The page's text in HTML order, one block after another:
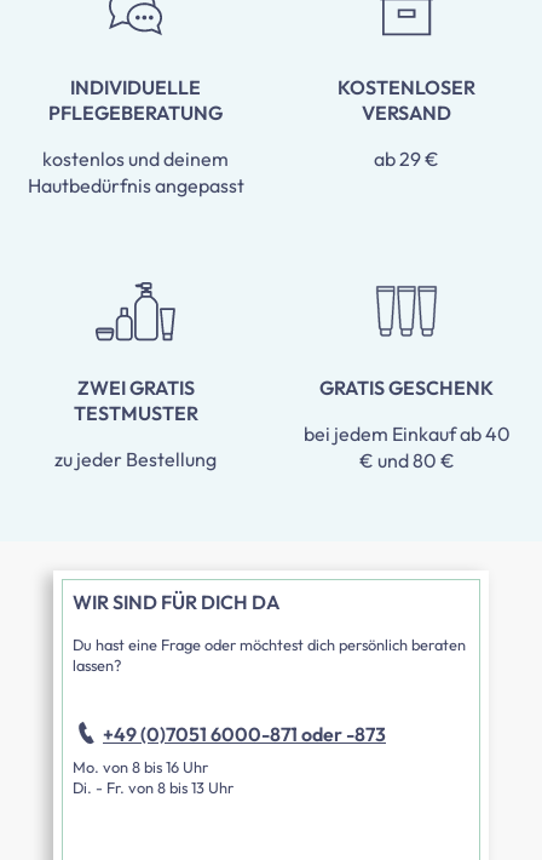
INDIVIDUELLE
PFLEGEBERATUNG
kostenlos und deinem
Hautbedürfnis angepasst
KOSTENLOSER
VERSAND
ab 29 €
ZWEI GRATIS
TESTMUSTER
zu jeder Bestellung
GRATIS GESCHENK
bei jedem Einkauf ab 40
€ und 80 €
WIR SIND FÜR DICH DA
Du hast eine Frage oder möchtest dich persönlich beraten
lassen?
+49 (0)7051 6000-871 oder -873
Mo. von 8 bis 16 Uhr
Di. - Fr. von 8 bis 13 Uhr